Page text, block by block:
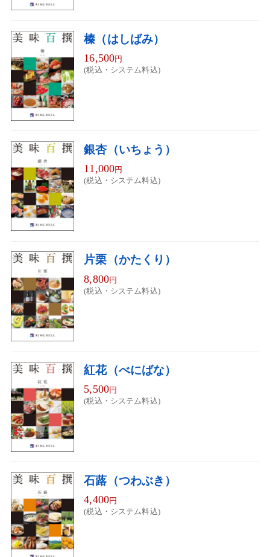
石蕗（つわぶき）
4,400円
(税込・システム料込)
紅花（べにばな）
5,500円
(税込・システム料込)
片栗（かたくり）
8,800円
(税込・システム料込)
銀杏（いちょう）
11,000円
(税込・システム料込)
榛（はしばみ）
16,500円
(税込・システム料込)